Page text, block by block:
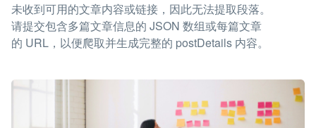
未收到可用的文章内容或链接，因此无法提取段落。
请提交包含多篇文章信息的 JSON 数组或每篇文章
的 URL，以便爬取并生成完整的 postDetails 内容。